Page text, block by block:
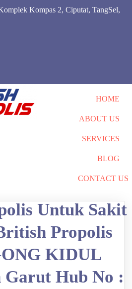
Kompas 2, Ciputat, TangSel,
HOME
ABOUT US
SERVICES
BLOG
CONTACT US
Untuk Sakit
Propolis
KIDUL
Garut Hub No :